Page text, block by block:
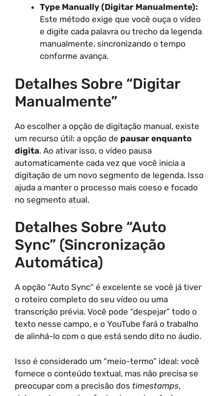
Type Manually (Digitar Manualmente):
Este método exige que você ouça o vídeo
e digite cada palavra ou trecho da legenda
manualmente, sincronizando o tempo
conforme avança.
Detalhes Sobre “Digitar
Manualmente”
Ao escolher a opção de digitação manual, existe
um recurso útil: a opção de pausar enquanto
digita. Ao ativar isso, o vídeo pausa
automaticamente cada vez que você inicia a
digitação de um novo segmento de legenda. Isso
ajuda a manter o processo mais coeso e focado
no segmento atual.
Detalhes Sobre “Auto
Sync” (Sincronização
Automática)
A opção “Auto Sync” é excelente se você já tiver
o roteiro completo do seu vídeo ou uma
transcrição prévia. Você pode “despejar” todo o
texto nesse campo, e o YouTube fará o trabalho
de alinhá-lo com o que está sendo dito no áudio.
Isso é considerado um “meio-termo” ideal: você
fornece o conteúdo textual, mas não precisa se
preocupar com a precisão dos timestamps,